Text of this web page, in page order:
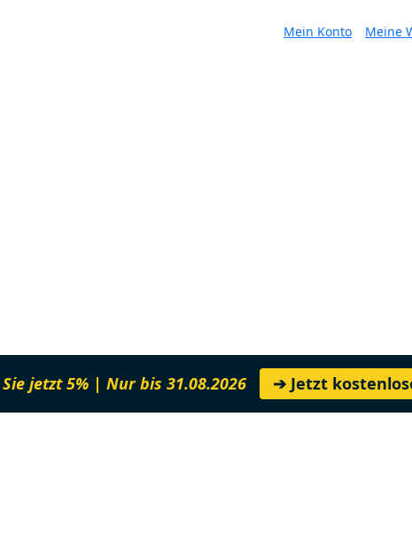
Mein Konto Meine
jetzt 5% | Nur bis 31.08.2026 ➔ Jetzt